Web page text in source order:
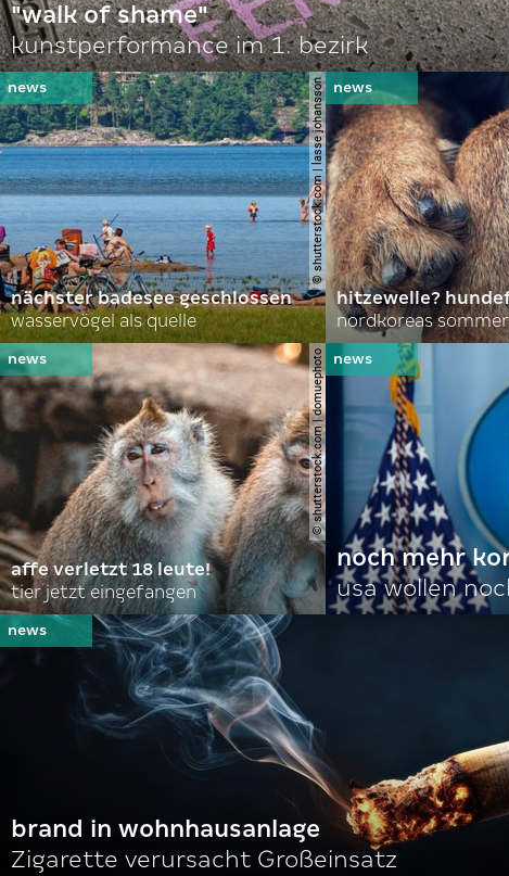
"walk of shame"
kunstperformance im 1. bezirk
© shutterstock.com | lasse johansson
nächster badesee geschlossen
wasservögel als quelle
hitzewelle?
© shutterstock.com | domuephoto
affe verletzt 18 leute!
tier jetzt eingefangen
noch mehr
usa wollen
brand in wohnhausanlage
Zigarette verursacht Großeinsatz